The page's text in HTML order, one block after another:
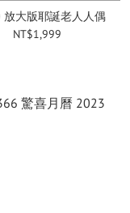
放大版耶誕老人人偶
NT$1,999